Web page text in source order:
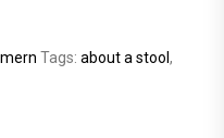
Tags: about a stool ,